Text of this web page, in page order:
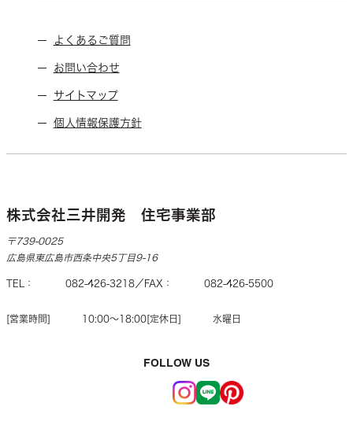
株式会社三井開発 住宅事業部
〒739-0025
広島県東広島市西条中央5丁目9-16
TEL 082-426-3218 FAX 082-426-5500
営業時間 10:00〜18:00 定休日 水曜日
FOLLOW US
よくあるご質問
お問い合わせ
サイトマップ
個人情報保護方針